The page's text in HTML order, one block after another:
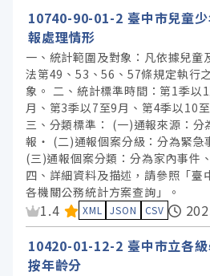
10740-90-01-2 臺中市兒童
報處理情形
一、統計範圍及對象：凡依據兒童
法第49、53、56、57條規定執行
象。 二、統計標準時間：第1季以
月、第3季以7至9月、第4季以10
三、分類標準： (一)通報來源：分
報‧ (二)通報個案分級：分為緊急
(三)通報個案分類：分為家內事件
四、詳細資料及描述，請參照「臺
各機關公務統計方案查詢」。
資料集評分：
1.4 XML JSON CSV
10420-01-12-2 臺中市立各
按年齡分